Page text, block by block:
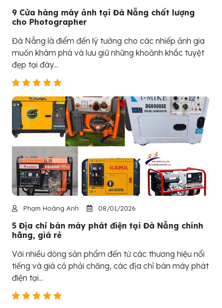
9 Cửa hàng máy ảnh tại Đà Nẵng chất lượng
cho Photographer
Đà Nẵng là điểm đến lý tưởng cho các nhiếp ảnh gia
muốn khám phá và lưu giữ những khoảnh khắc tuyệt
đẹp tại đây...
Phạm Hoàng Anh 08/01/2026
5 Địa chỉ bán máy phát điện tại Đà Nẵng chính
hãng, giá rẻ
Với nhiều dòng sản phẩm đến từ các thương hiệu nổi
tiếng và giá cả phải chăng, các địa chỉ bán máy phát
điện tại...